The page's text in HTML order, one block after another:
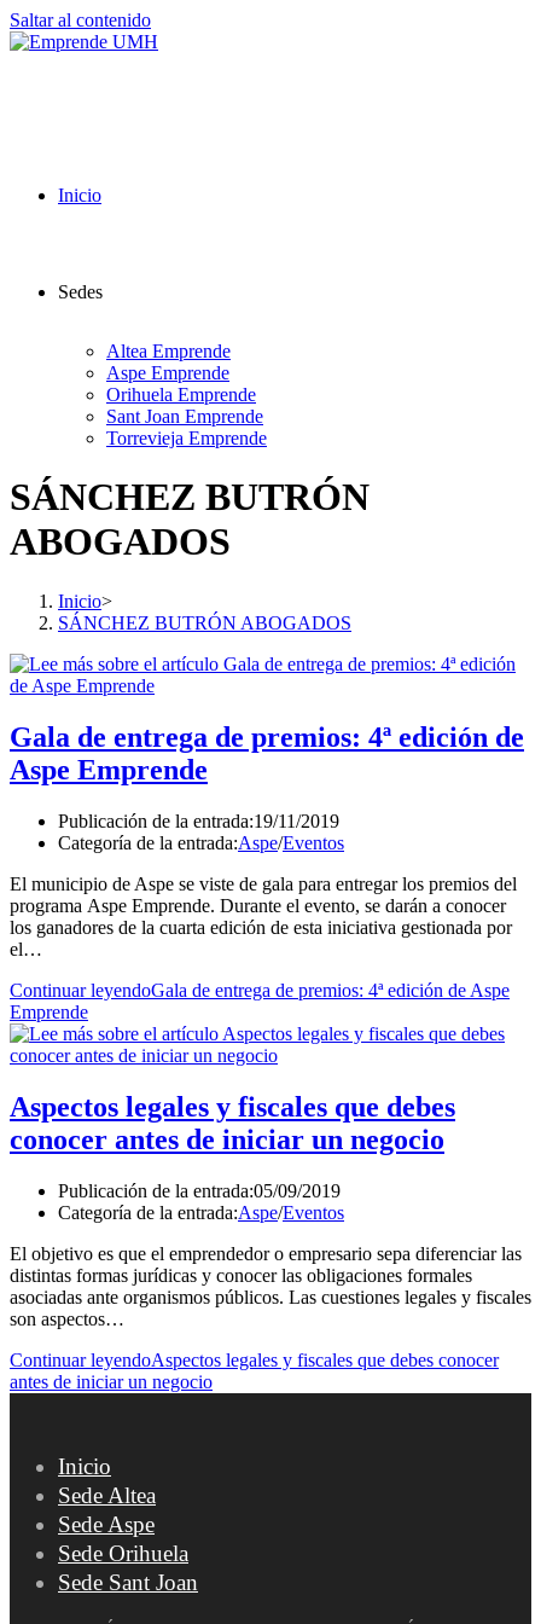
Saltar al contenido
Inicio
Sedes
Altea Emprende
Aspe Emprende
Orihuela Emprende
Sant Joan Emprende
Torrevieja Emprende
SÁNCHEZ BUTRÓN
ABOGADOS
Inicio>
SÁNCHEZ BUTRÓN ABOGADOS
Gala de entrega de premios: 4ª edición de
Aspe Emprende
Publicación de la entrada:19/11/2019
Categoría de la entrada:Aspe/Eventos
El municipio de Aspe se viste de gala para entregar los premios del
programa Aspe Emprende. Durante el evento, se darán a conocer
los ganadores de la cuarta edición de esta iniciativa gestionada por
el…
Continuar leyendoGala de entrega de premios: 4ª edición de Aspe
Emprende
Aspectos legales y fiscales que debes
conocer antes de iniciar un negocio
Publicación de la entrada:05/09/2019
Categoría de la entrada:Aspe/Eventos
El objetivo es que el emprendedor o empresario sepa diferenciar las
distintas formas jurídicas y conocer las obligaciones formales
asociadas ante organismos públicos. Las cuestiones legales y fiscales
son aspectos…
Continuar leyendoAspectos legales y fiscales que debes conocer
antes de iniciar un negocio
Inicio
Sede Altea
Sede Aspe
Sede Orihuela
Sede Sant Joan